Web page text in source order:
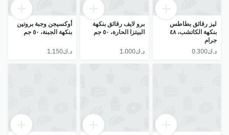
ليز رقائق بطاطس
بنكهة الكاتشب، ٤٨
جرام
برو لايف رقائق بنكهة
البيتزا الحارة، ٥٠ جم
⁦د.ك1.000⁩
أوكسيجن وجبة بروتين
بنكهة الجبنة، ٥٠ جم